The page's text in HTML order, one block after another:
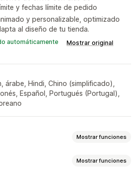
y fechas límite de pedido
y personalizable, optimizado
al diseño de tu tienda.
automáticamente Mostrar original
árabe, Hindi, Chino (simplificado),
Español, Portugués (Portugal),
Mostrar funciones
Mostrar funciones